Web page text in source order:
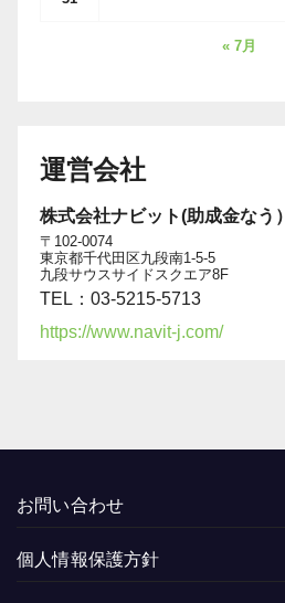
« 7月
運営会社
株式会社ナビット(助成金なう）
〒102-0074
東京都千代田区九段南1-5-5
九段サウスサイドスクエア8F
TEL：03-5215-5713
https://www.navit-j.com/
お問い合わせ
個人情報保護方針